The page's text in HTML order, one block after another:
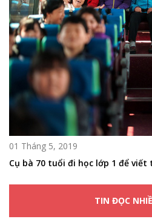
01 Tháng 5, 2019
Cụ bà 70 tuổi đi học lớp 1 để viết
TIN ĐỌC